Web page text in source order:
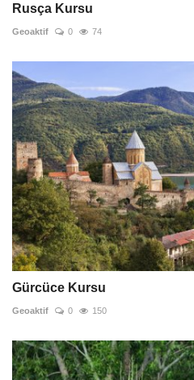
Rusça Kursu
Geoaktif 0 74
Gürcüce Kursu
Geoaktif 0 150